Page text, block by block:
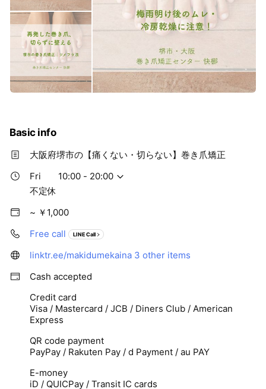
だいた上で矯正にはいります。また。矯正後の爪の状態も
再度確認、矯正前と矯正後の違いを患者様とともに確認し
ていくので安心です。
★再発も防止 患者様によっては、一度矯正され正常な爪
に戻った方でも、数年後には再度巻いてきてしまう方もい
ます。ですが、当院で使用する装具は心臓手術に使用され
るステントと同じ素材を使用していて、安全性が高く、し
装着して頂くことで再発予防をする事が出来ます。
※施術室は2階になります。
Basic info
大阪府堺市の【痛くない・切らない】巻き爪矯正
Fri
10:00 - 20:00
不定休
~ ￥1,000
Free call
LINE Call
linktr.ee/makidumekaina 3 other items
Cash accepted
Credit card
Visa / Mastercard / JCB / Diners Club / American
Express
QR code payment
PayPay / Rakuten Pay / d Payment / au PAY
E-money
iD / QUICPay / Transit IC cards